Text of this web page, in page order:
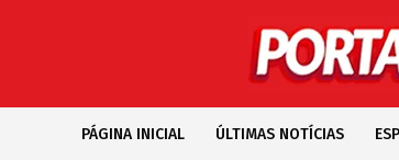
PÁGINA INICIAL ÚLTIMAS NOTÍCIAS